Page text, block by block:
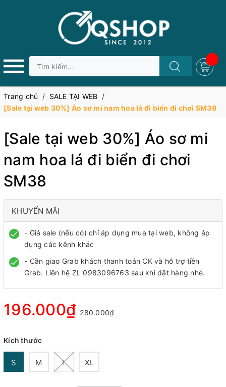
Trang chủ / SALE TẠI WEB /
[Sale tại web 30%] Áo sơ mi nam hoa lá đi biển đi chơi SM38
[Sale tại web 30%] Áo sơ mi
nam hoa lá đi biển đi chơi
SM38
KHUYẾN MÃI
- Giá sale (nếu có) chỉ áp dụng mua tại web, không áp
dụng các kênh khác
- Cần giao Grab khách thanh toán CK và hỗ trợ tiền
Grab. Liên hệ ZL 0983096763 sau khi đặt hàng nhé.
196.000₫ 280.000₫
Kích thước
S M L XL